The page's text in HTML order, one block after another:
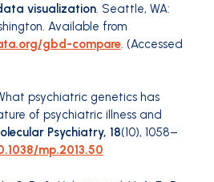
visualization. Seattle, WA:
Available from
gbd-compare. (Accessed
psychiatric genetics has
of psychiatric illness and
Psychiatry, 18(10), 1058–
mp.2013.50